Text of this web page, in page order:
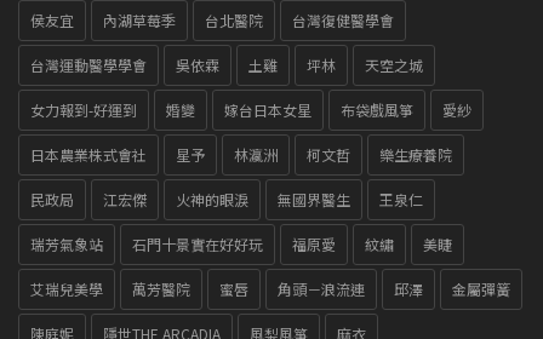
侯友宜 內湖草莓季 台北醫院 台灣復健醫學會
台灣運動醫學學會 吳依霖 土雞 坪林 天空之城
女力報到-好運到 婚變 嫁台日本女星 布袋戲風箏 愛紗
日本農業株式會社 星予 林瀛洲 柯文哲 樂生療養院
民政局 江宏傑 火神的眼淚 無國界醫生 王泉仁
瑞芳氣象站 石門十景實在好好玩 福原愛 紋繡 美睫
艾瑞兒美學 萬芳醫院 蜜唇 角頭－浪流連 邱澤 金屬彈簧
陳庭妮 隱世THE ARCADIA 風梨風箏 麻衣